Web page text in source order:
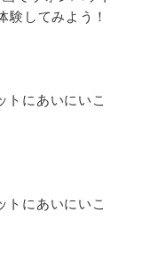
験してみよう！
トにあいにいこ
トにあいにいこ